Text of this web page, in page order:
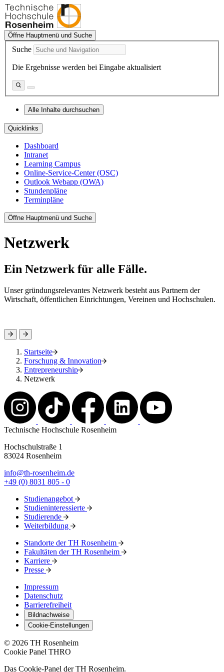
Öffne Hauptmenü und Suche
Suche
Die Ergebnisse werden bei Eingabe aktualisiert
Alle Inhalte durchsuchen
Quicklinks
Dashboard
Intranet
Learning Campus
Online-Service-Center (OSC)
Outlook Webapp (OWA)
Stundenpläne
Terminpläne
Öffne Hauptmenü und Suche
Netzwerk
Ein Netzwerk für alle Fälle.
Unser gründungsrelevantes Netzwerk besteht aus Partnern der
Wirtschaft, öffentlichen Einrichtungen, Vereinen und Hochschulen.
Startseite
Forschung & Innovation
Entrepreneurship
Netzwerk
Technische Hochschule Rosenheim
Hochschulstraße 1
83024 Rosenheim
info@th-rosenheim.de
+49 (0) 8031 805 - 0
Studienangebot
Studieninteressierte
Studierende
Weiterbildung
Standorte der TH Rosenheim
Fakultäten der TH Rosenheim
Karriere
Presse
Impressum
Datenschutz
Barrierefreiheit
Bildnachweise
Cookie-Einstellungen
© 2026 TH Rosenheim
Cookie Panel THRO
Das Cookie-Panel der TH Rosenheim.